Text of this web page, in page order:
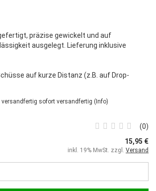
präzise gewickelt und auf
ausgelegt. Lieferung inklusive
auf kurze Distanz (z.B. auf Drop-
sofort versandfertig (Info)
0
15,95 €
inkl. 19% MwSt. zzgl. Versand